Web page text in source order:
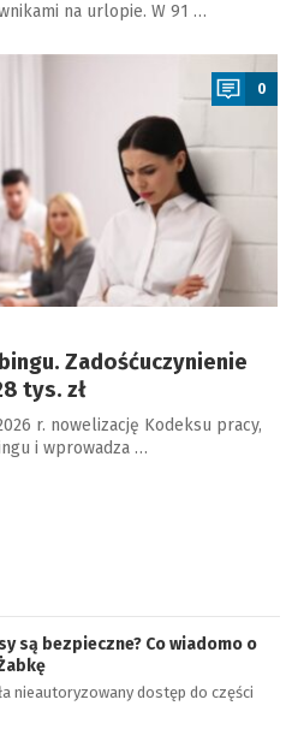
na urlopie. W 91 …
0
Zadośćuczynienie
tys. zł
r. nowelizację Kodeksu pracy,
i wprowadza …
są bezpieczne? Co wiadomo o
nieautoryzowany dostęp do części